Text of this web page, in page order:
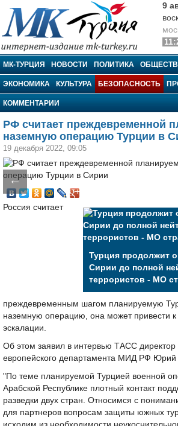
МК-Турция
9
МК-ТУРЦИЯ НОВОСТИ ПОЛИТИКА
ЭКОНОМИКА КУЛЬТУРА БЕЗОПАСНОСТЬ
КОММЕНТАРИИ
РФ считает преждевременной
наземную операцию Турции в
19 декабря 2022, 09:05
←
Турция продолжит
Сирии до полной
террористов - МО
Россия считает
преждевременным шагом планируемую
наземную операцию, она может привести
эскалации.
Об этом заявил в интервью ТАСС директор
европейского департамента МИД РФ Юрий
"По теме планируемой Турцией военной
Арабской Республике плотный контакт
разведки двух стран. Относимся с
для партнеров вопросам защиты южных